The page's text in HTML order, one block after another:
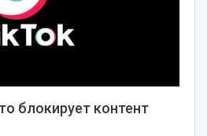
блокирует контент